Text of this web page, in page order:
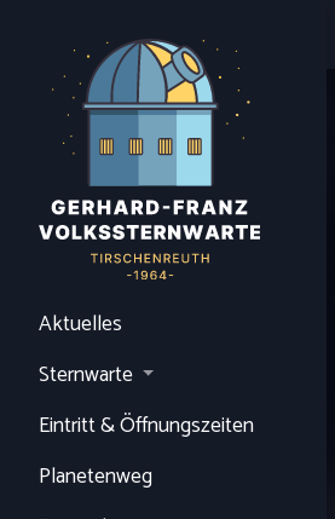
Aktuelles
Sternwarte
Eintritt & Öffnungszeiten
Planetenweg